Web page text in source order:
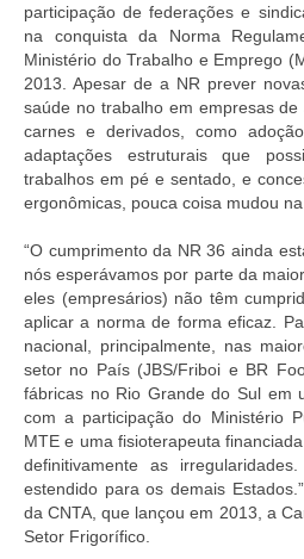
participação de federações e
na conquista da Norma
Ministério do Trabalho e Emprego
2013. Apesar de a NR prever
saúde no trabalho em empresas
carnes e derivados, como
adaptações estruturais que
trabalhos em pé e sentado, e
ergonômicas, pouca coisa mudou na
“O cumprimento da NR 36 ainda
nós esperávamos por parte da
eles (empresários) não têm
aplicar a norma de forma eficaz.
nacional, principalmente, nas
setor no País (JBS/Friboi e BR
fábricas no Rio Grande do Sul em
com a participação do Ministério
MTE e uma fisioterapeuta
definitivamente as
estendido para os demais
da CNTA, que lançou em 2013, a
Setor Frigorífico.